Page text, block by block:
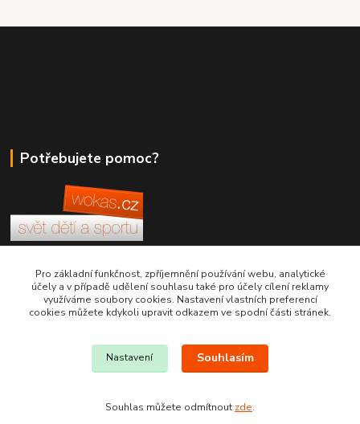
Potřebujete pomoc?
+420 380 830 198
wokas.online@yahoo.cz
Pro základní funkčnost, zpříjemnění používání webu, analytické
účely a v případě udělení souhlasu také pro účely cílení reklamy
využíváme soubory cookies. Nastavení vlastních preferencí
cookies můžete kdykoli upravit odkazem ve spodní části stránek.
Nastavení Souhlasím
Souhlas můžete odmítnout zde.